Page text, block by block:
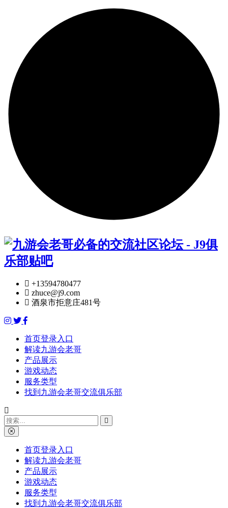
+13594780477
zhuce@j9.com
酒泉市拒意庄481号
首页登录入口
解读九游会老哥
产品展示
游戏动态
服务类型
找到九游会老哥交流俱乐部
首页登录入口
解读九游会老哥
产品展示
游戏动态
服务类型
找到九游会老哥交流俱乐部